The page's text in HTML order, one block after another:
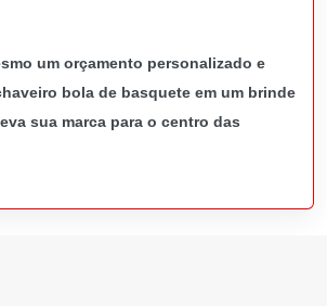
um orçamento personalizado e
bola de basquete em um brinde
sua marca para o centro das